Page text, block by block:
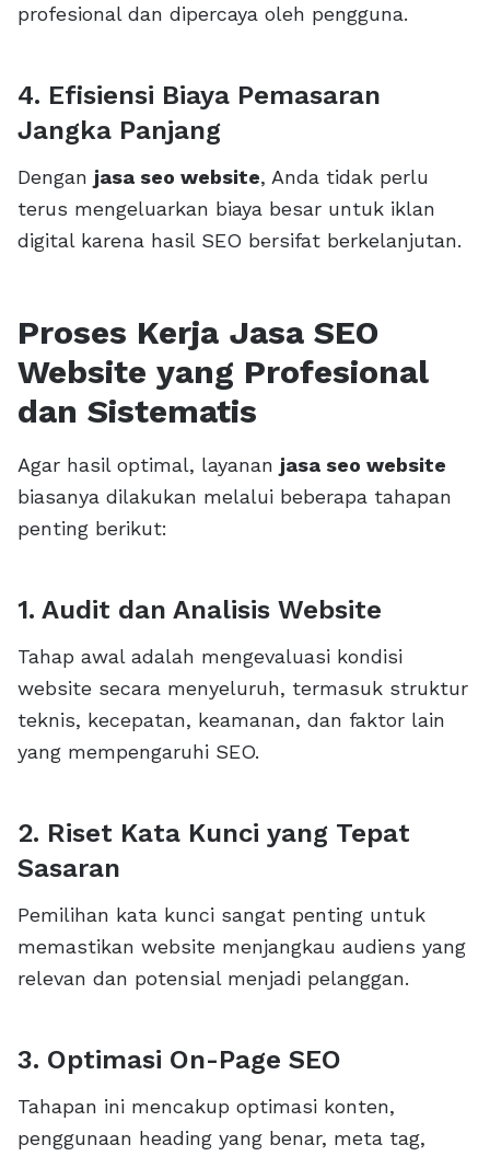
profesional dan dipercaya oleh pengguna.
4. Efisiensi Biaya Pemasaran
Jangka Panjang
Dengan jasa seo website, Anda tidak perlu
terus mengeluarkan biaya besar untuk iklan
digital karena hasil SEO bersifat berkelanjutan.
Proses Kerja Jasa SEO
Website yang Profesional
dan Sistematis
Agar hasil optimal, layanan jasa seo website
biasanya dilakukan melalui beberapa tahapan
penting berikut:
1. Audit dan Analisis Website
Tahap awal adalah mengevaluasi kondisi
website secara menyeluruh, termasuk struktur
teknis, kecepatan, keamanan, dan faktor lain
yang mempengaruhi SEO.
2. Riset Kata Kunci yang Tepat
Sasaran
Pemilihan kata kunci sangat penting untuk
memastikan website menjangkau audiens yang
relevan dan potensial menjadi pelanggan.
3. Optimasi On-Page SEO
Tahapan ini mencakup optimasi konten,
penggunaan heading yang benar, meta tag,